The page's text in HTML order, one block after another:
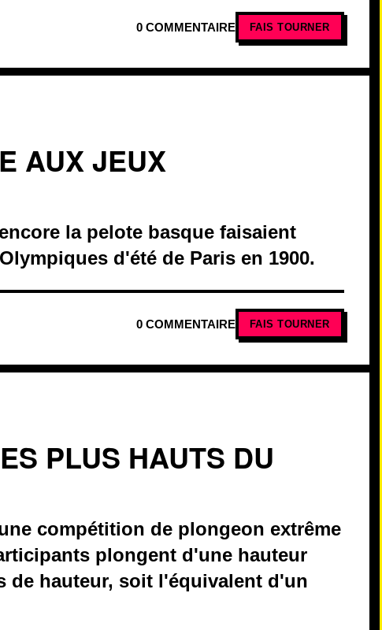
0 COMMENTAIRE FAIS TOURNER
AUX JEUX
la pelote basque faisaient
d'été de Paris en 1900.
0 COMMENTAIRE FAIS TOURNER
PLUS HAUTS DU
compétition de plongeon extrême
plongent d'une hauteur
de hauteur, soit l'équivalent d'un